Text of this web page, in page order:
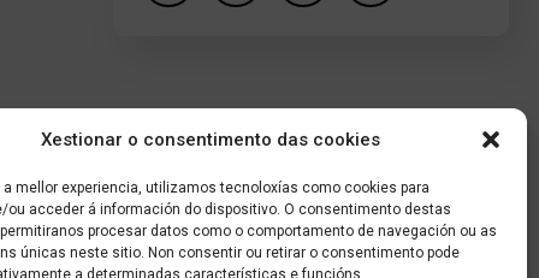
Xestionar o consentimento das cookies
a mellor experiencia, utilizamos tecnoloxías como cookies para
ou acceder á información do dispositivo. O consentimento destas
procesar datos como o comportamento de navegación ou as
únicas neste sitio. Non consentir ou retirar o consentimento pode
a determinadas características e funcións.